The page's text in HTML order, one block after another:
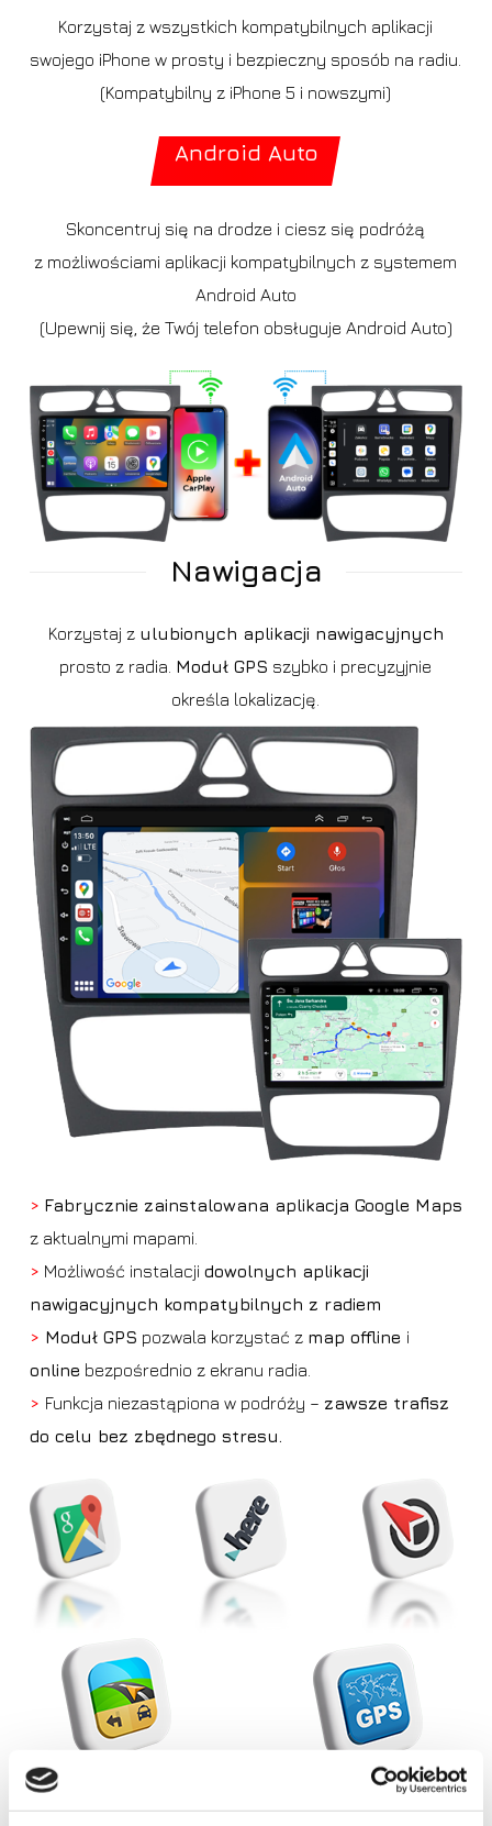
Korzystaj z wszystkich kompatybilnych aplikacji
swojego iPhone w prosty i bezpieczny sposób na radiu.
(Kompatybilny z iPhone 5 i nowszymi)
Android Auto
Skoncentruj się na drodze i ciesz się podróżą
z możliwościami aplikacji kompatybilnych z systemem
Android Auto
(Upewnij się, że Twój telefon obsługuje Android Auto)
Nawigacja
Korzystaj z ulubionych aplikacji nawigacyjnych
prosto z radia. Moduł GPS szybko i precyzyjnie
określa lokalizację.
> Fabrycznie zainstalowana aplikacja Google Maps
z aktualnymi mapami.
> Możliwość instalacji dowolnych aplikacji
nawigacyjnych kompatybilnych z radiem
> Moduł GPS pozwala korzystać z map offline i
online bezpośrednio z ekranu radia.
> Funkcja niezastąpiona w podróży – zawsze trafisz
do celu bez zbędnego stresu.